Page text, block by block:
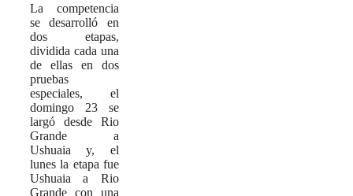
La competencia
se desarrolló en
dos etapas,
dividida cada una
de ellas en dos
pruebas
especiales, el
domingo 23 se
largó desde Rio
Grande a
Ushuaia y, el
lunes la etapa fue
Ushuaia a Rio
Grande con una